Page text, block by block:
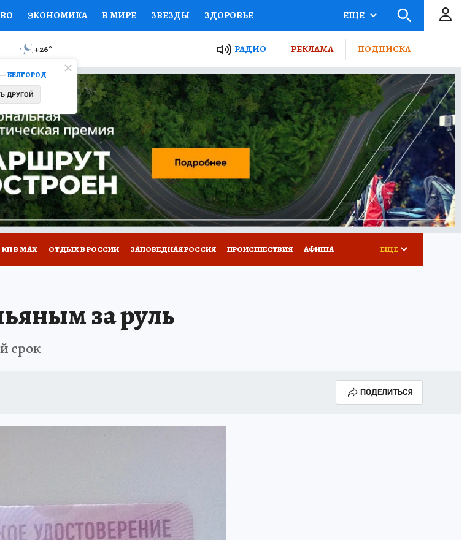
ЭКОНОМИКА В МИРЕ ЗВЕЗДЫ ЗДОРОВЬЕ
НАЦИОНАЛЬНЫЕ ПРОЕКТЫ РОССИИ
Я ЗНАЮ СЕМЬЯ ЖЕНСКИЕ СЕКРЕТЫ ПУТЕВОДИТЕЛЬ
СЕРИАЛЫ СПЕЦПРОЕКТЫ ДЕФИЦИТ ЖЕЛЕЗА ТУРИЗМ
КОНКУРСЫ РАБОТА У НАС ГИД ПОТРЕБИТЕЛЯ ВСЕ О КП
ЕЩЕ
—БЕЛГОРОД
ДРУГОЙ
+26° РАДИО РЕКЛАМА ПОДПИСКА
КП В МАХ ОТДЫХ В РОССИИ ЗАПОВЕДНАЯ РОССИЯ ПРОИСШЕСТВИЯ АФИША ЕЩЕ
за руль
срок
ПОДЕЛИТЬСЯ